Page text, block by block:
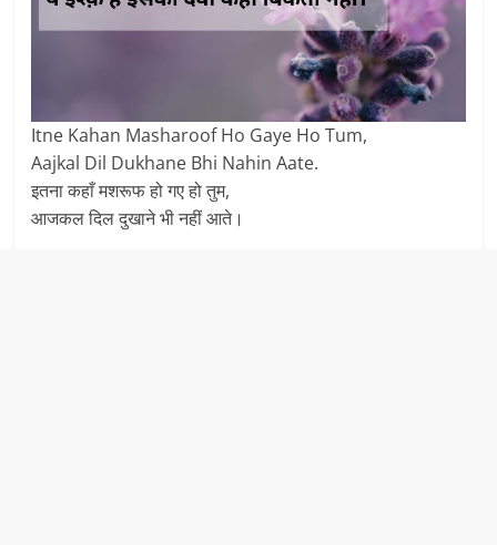
Itne Kahan Masharoof Ho Gaye Ho Tum,
Aajkal Dil Dukhane Bhi Nahin Aate.
इतना कहाँ मशरूफ हो गए हो तुम,
आजकल दिल दुखाने भी नहीं आते।